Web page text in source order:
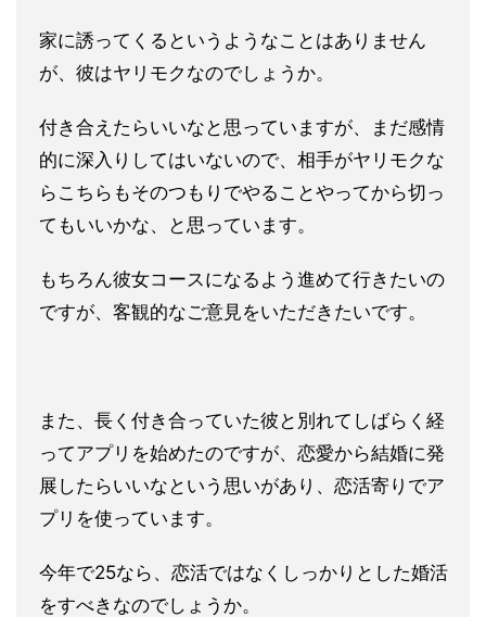
家に誘ってくるというようなことはありません
が、 彼はヤリモクなのでしょうか。
付き合えたらいいなと思っていますが、まだ感情
的に深入りしてはいないので、相手がヤリモクな
らこちらもそのつもりでやることやってから切っ
てもいいかな、と思っています。
もちろん彼女コースになるよう進めて行きたいの
ですが、客観的なご意見をいただきたいです。
また、長く付き合っていた彼と別れてしばらく経
ってアプリを始めたのですが、恋愛から結婚に発
展したらいいなという思いがあり、 恋活寄りでア
プリを使っています。
今年で25なら、恋活ではなくしっかりとした婚活
をすべきなのでしょうか。